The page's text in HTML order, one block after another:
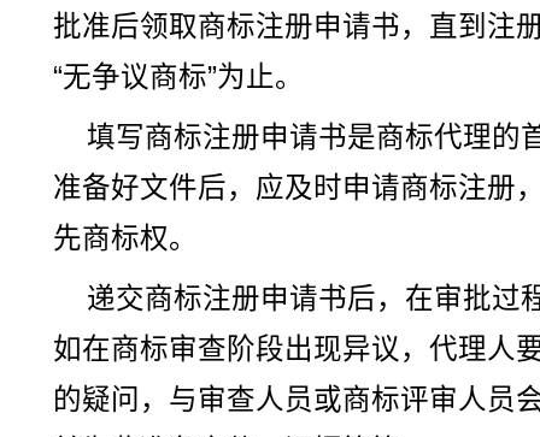
批准后领取商标注册申请书，直到注
“无争议商标”为止。
填写商标注册申请书是商标代理的
准备好文件后，应及时申请商标注册
先商标权。
递交商标注册申请书后，在审批过
如在商标审查阶段出现异议，代理人
的疑问，与审查人员或商标评审人员